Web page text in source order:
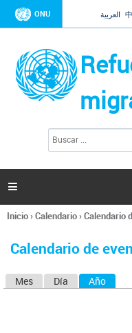
ONU العربية
l
s

Se
usted
Inicio›Calendario›Calendario
Calendario de
Mes Día Año